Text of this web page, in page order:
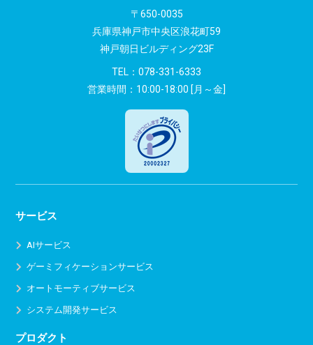
〒650-0035
兵庫県神戸市中央区浪花町59
神戸朝日ビルディング23F
TEL： 078-331-6333
営業時間：10:00-18:00 [月～金]
サービス
AIサービス
ゲーミフィケーションサービス
オートモーティブサービス
システム開発サービス
プロダクト